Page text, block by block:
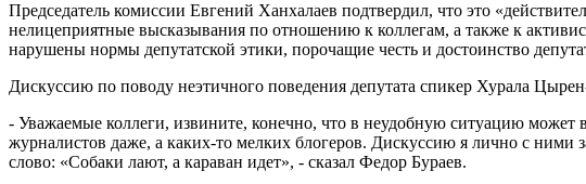
Председатель комиссии Евгений Ханхалаев подтвердил, что это
нелицеприятные высказывания по отношению к коллегам, а также к
нарушены нормы депутатской этики, порочащие честь и достоинство
Дискуссию по поводу неэтичного поведения депутата спикер Хурала
- Уважаемые коллеги, извините, конечно, что в неудобную ситуацию может
журналистов даже, а каких-то мелких блогеров. Дискуссию я лично с
слово: «Собаки лают, а караван идет», - сказал Федор Бураев.